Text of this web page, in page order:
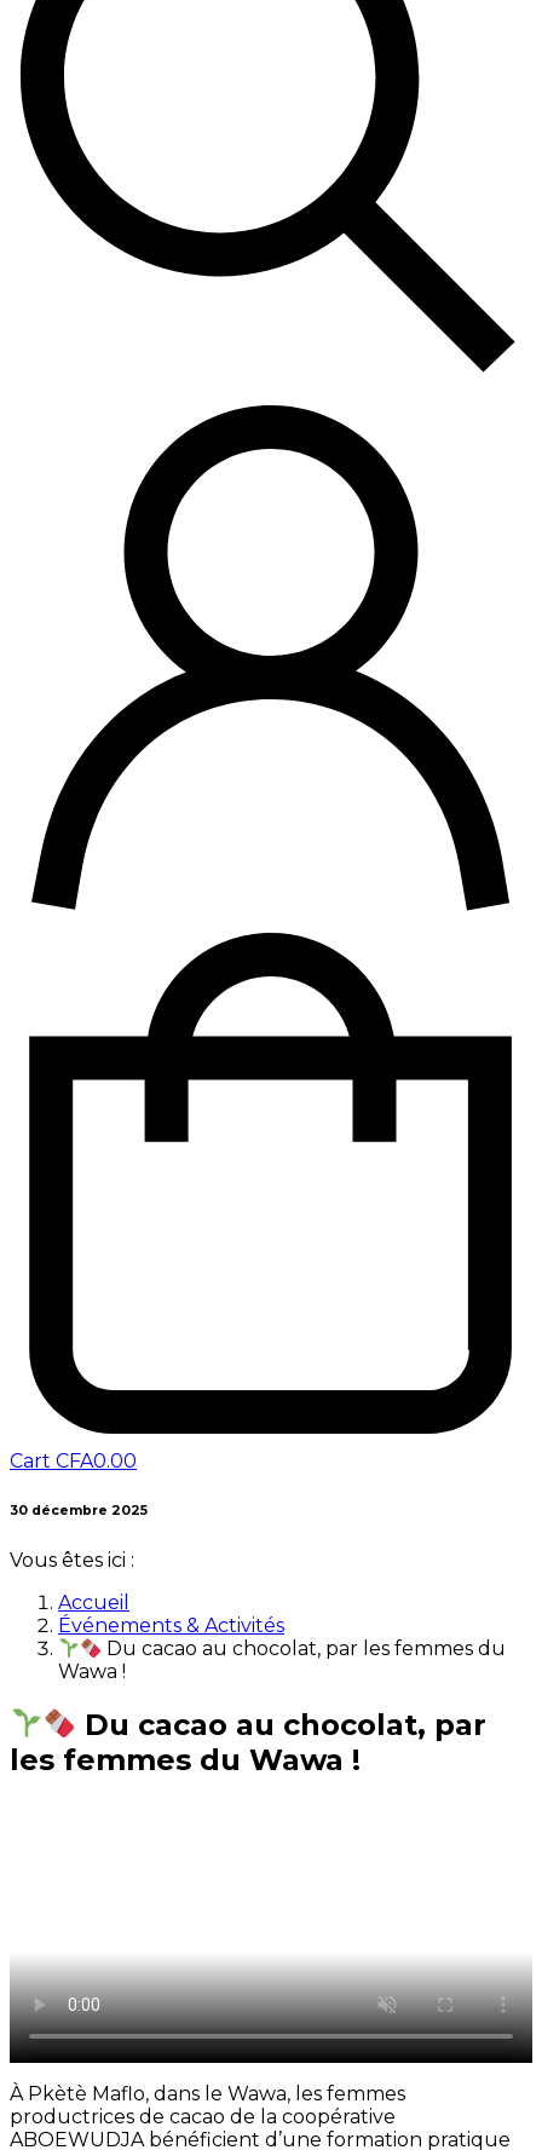
Cart CFA0.00
30 décembre 2025
Vous êtes ici :
Accueil
Événements & Activités
Du cacao au chocolat, par les femmes du
Wawa !
Du cacao au chocolat, par
les femmes du Wawa !
À Pkètè Maflo, dans le Wawa, les femmes
productrices de cacao de la coopérative
ABOEWUDJA bénéficient d’une formation pratique